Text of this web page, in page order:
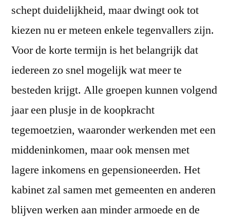
schept duidelijkheid, maar dwingt ook tot
kiezen nu er meteen enkele tegenvallers zijn.
Voor de korte termijn is het belangrijk dat
iedereen zo snel mogelijk wat meer te
besteden krijgt. Alle groepen kunnen volgend
jaar een plusje in de koopkracht
tegemoetzien, waaronder werkenden met een
middeninkomen, maar ook mensen met
lagere inkomens en gepensioneerden. Het
kabinet zal samen met gemeenten en anderen
blijven werken aan minder armoede en de